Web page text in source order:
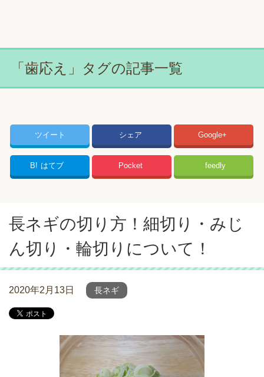
「歯応え」タグの記事一覧
ツイート シェア Google+
B! はてブ Pocket feedly
長ネギの切り方！細切り・みじ
ん切り・輪切りについて！
2020年2月13日 長ネギ